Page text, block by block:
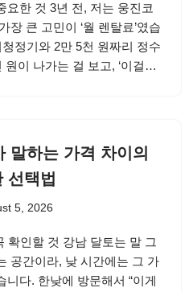
요한 것 3년 전, 저는 웅진코
장 큰 고민이 ‘월 렌탈료’였습
정기와 2만 5천 원짜리 정수
원이 나가는 걸 보고, ‘이걸…
말하는 가격 차이의
선택법
5, 2026
확인할 것 강남 달토는 말 그
공간이라, 낮 시간에는 그 가
니다. 한낮에 방문해서 “이게